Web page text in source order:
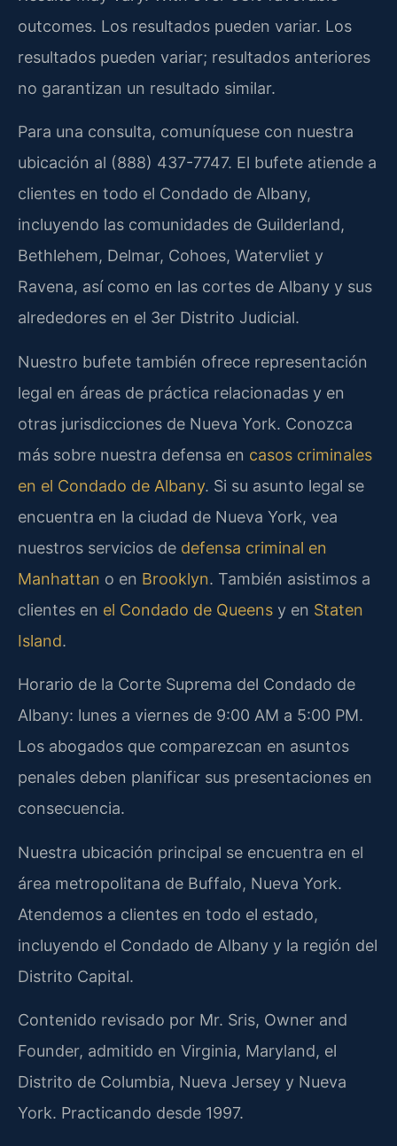
outcomes. Los resultados pueden variar. Los
resultados pueden variar; resultados anteriores
no garantizan un resultado similar.
Para una consulta, comuníquese con nuestra
ubicación al (888) 437-7747. El bufete atiende a
clientes en todo el Condado de Albany,
incluyendo las comunidades de Guilderland,
Bethlehem, Delmar, Cohoes, Watervliet y
Ravena, así como en las cortes de Albany y sus
alrededores en el 3er Distrito Judicial.
Nuestro bufete también ofrece representación
legal en áreas de práctica relacionadas y en
otras jurisdicciones de Nueva York. Conozca
más sobre nuestra defensa en casos criminales
en el Condado de Albany. Si su asunto legal se
encuentra en la ciudad de Nueva York, vea
nuestros servicios de defensa criminal en
Manhattan o en Brooklyn. También asistimos a
clientes en el Condado de Queens y en Staten
Island.
Horario de la Corte Suprema del Condado de
Albany: lunes a viernes de 9:00 AM a 5:00 PM.
Los abogados que comparezcan en asuntos
penales deben planificar sus presentaciones en
consecuencia.
Nuestra ubicación principal se encuentra en el
área metropolitana de Buffalo, Nueva York.
Atendemos a clientes en todo el estado,
incluyendo el Condado de Albany y la región del
Distrito Capital.
Contenido revisado por Mr. Sris, Owner and
Founder, admitido en Virginia, Maryland, el
Distrito de Columbia, Nueva Jersey y Nueva
York. Practicando desde 1997.